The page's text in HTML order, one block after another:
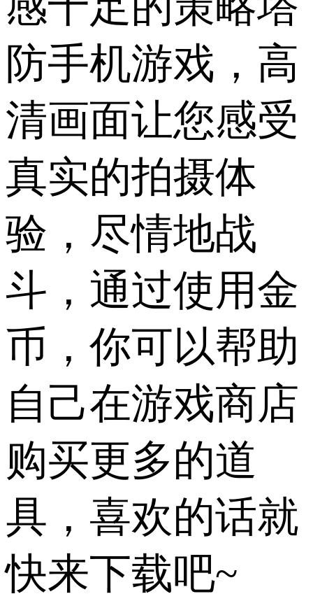
防手机游戏，高
清画面让您感受
真实的拍摄体
验，尽情地战
斗，通过使用金
币，你可以帮助
自己在游戏商店
购买更多的道
具，喜欢的话就
快来下载吧~